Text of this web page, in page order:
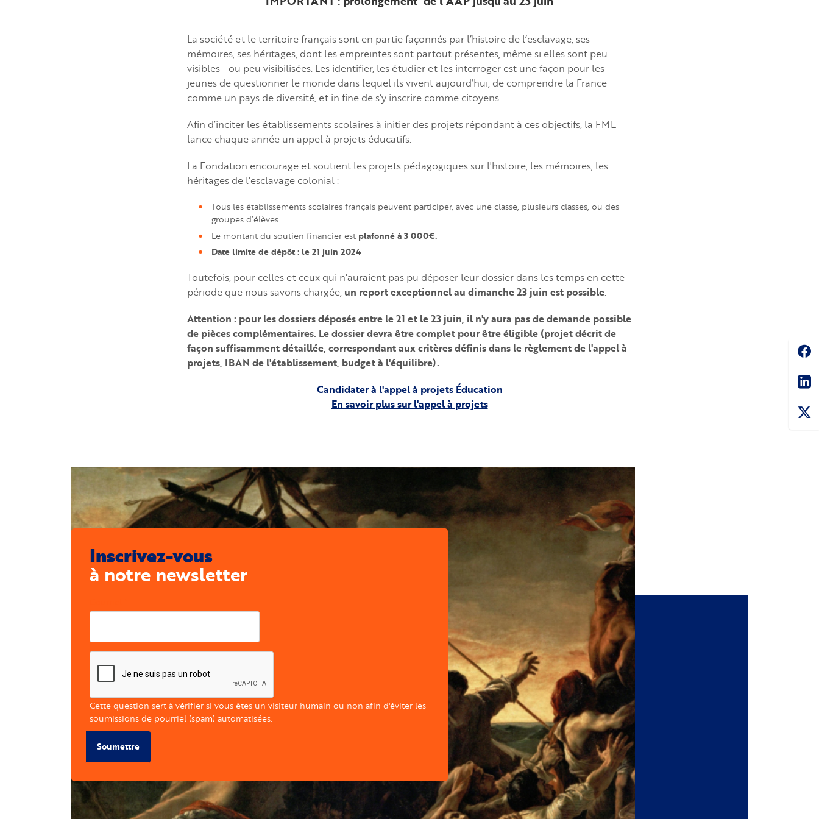
La société et le territoire français sont en partie façonnés par l’histoire de l’esclavage, ses
mémoires, ses héritages, dont les empreintes sont partout présentes, même si elles sont peu
visibles - ou peu visibilisées. Les identifier, les étudier et les interroger est une façon pour les
jeunes de questionner le monde dans lequel ils vivent aujourd’hui, de comprendre la France
comme un pays de diversité, et in fine de s‘y inscrire comme citoyens.
Afin d’inciter les établissements scolaires à initier des projets répondant à ces objectifs, la FME
lance chaque année un appel à projets éducatifs.
La Fondation encourage et soutient les projets pédagogiques sur l'histoire, les mémoires, les
héritages de l'esclavage colonial :
Tous les établissements scolaires français peuvent participer, avec une classe, plusieurs classes, ou des
groupes d’élèves.
Le montant du soutien financier est plafonné à 3 000€.
Date limite de dépôt : le 21 juin 2024
Toutefois, pour celles et ceux qui n'auraient pas pu déposer leur dossier dans les temps en cette
période que nous savons chargée, un report exceptionnel au dimanche 23 juin est possible.
Attention : pour les dossiers déposés entre le 21 et le 23 juin, il n'y aura pas de demande possible
de pièces complémentaires. Le dossier devra être complet pour être éligible (projet décrit de
façon suffisamment détaillée, correspondant aux critères définis dans le règlement de l'appel à
projets, IBAN de l'établissement, budget à l'équilibre).
Candidater à l'appel à projets Éducation
En savoir plus sur l'appel à projets
Inscrivez-vous
à notre newsletter
Cette question sert à vérifier si vous êtes un visiteur humain ou non afin d'éviter les
soumissions de pourriel (spam) automatisées.
Soumettre